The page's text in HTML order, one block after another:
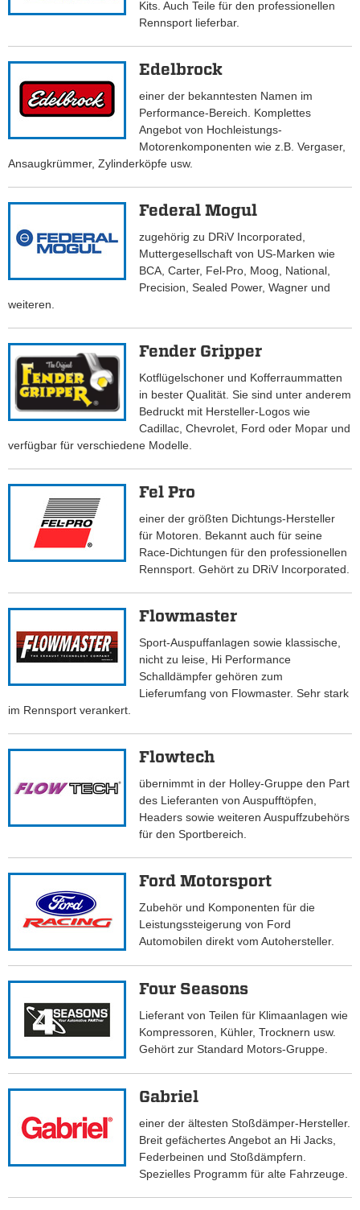
Kits. Auch Teile für den professionellen
Rennsport lieferbar.
Edelbrock
einer der bekanntesten Namen im
Performance-Bereich. Komplettes
Angebot von Hochleistungs-
Motorenkomponenten wie z.B. Vergaser,
Ansaugkrümmer, Zylinderköpfe usw.
Federal Mogul
zugehörig zu DRiV Incorporated,
Muttergesellschaft von US-Marken wie
BCA, Carter, Fel-Pro, Moog, National,
Precision, Sealed Power, Wagner und
weiteren.
Fender Gripper
Kotflügelschoner und Kofferraummatten
in bester Qualität. Sie sind unter anderem
Bedruckt mit Hersteller-Logos wie
Cadillac, Chevrolet, Ford oder Mopar und
verfügbar für verschiedene Modelle.
Fel Pro
einer der größten Dichtungs-Hersteller
für Motoren. Bekannt auch für seine
Race-Dichtungen für den professionellen
Rennsport. Gehört zu DRiV Incorporated.
Flowmaster
Sport-Auspuffanlagen sowie klassische,
nicht zu leise, Hi Performance
Schalldämpfer gehören zum
Lieferumfang von Flowmaster. Sehr stark
im Rennsport verankert.
Flowtech
übernimmt in der Holley-Gruppe den Part
des Lieferanten von Auspufftöpfen,
Headers sowie weiteren Auspuffzubehörs
für den Sportbereich.
Ford Motorsport
Zubehör und Komponenten für die
Leistungssteigerung von Ford
Automobilen direkt vom Autohersteller.
Four Seasons
Lieferant von Teilen für Klimaanlagen wie
Kompressoren, Kühler, Trocknern usw.
Gehört zur Standard Motors-Gruppe.
Gabriel
einer der ältesten Stoßdämper-Hersteller.
Breit gefächertes Angebot an Hi Jacks,
Federbeinen und Stoßdämpfern.
Spezielles Programm für alte Fahrzeuge.